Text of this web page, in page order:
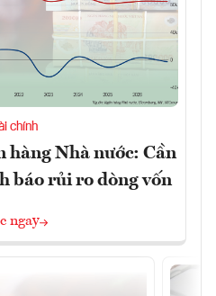
chính
hàng Nhà nước: Cần
báo rủi ro dòng vốn
ngay